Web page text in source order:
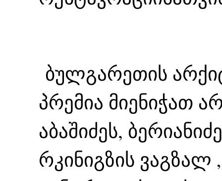
ბულგარეთის
პრემია მიენიჭათ
აბაშიძეს,
რკინიგზის ვაგზალ